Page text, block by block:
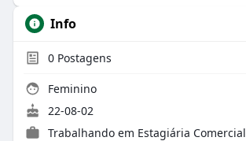
Info
0Postagens
Feminino
22-08-02
Trabalhando em Estagiária Comercial